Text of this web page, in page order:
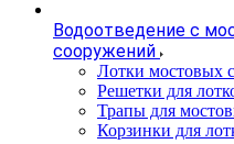
Водоотведение с
сооружений
Лотки мостовых
Решетки для
Трапы для
Корзинки для